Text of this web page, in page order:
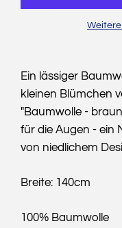
Ein lässiger
kleinen Blümchen
"Baumwolle -
für die Augen - ein
von niedlichem
Breite: 140cm
100% Baumwolle